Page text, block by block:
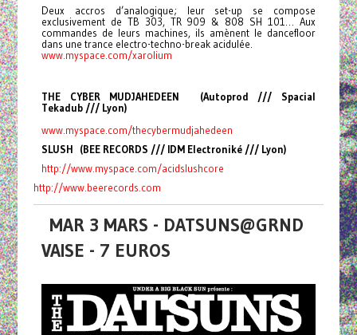
Deux accros d’analogique; leur set-up se compose
exclusivement de TB 303, TR 909 & 808 SH 101… Aux
commandes de leurs machines, ils amènent le dancefloor
dans une trance electro-techno-break acidulée.
www.myspace.com/xarolium
THE CYBER MUDJAHEDEEN (Autoprod /// Spacial
Tekadub /// Lyon)
www.myspace.com/thecybermudjahedeen
SLUSH (BEE RECORDS /// IDM Electroniké /// Lyon)
http://www.myspace.com/acidslushcore
http://www.beerecords.com
MAR 3 MARS - DATSUNS@GRND
VAISE - 7 EUROS